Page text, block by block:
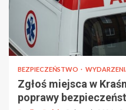
BEZPIECZEŃSTWO
Zgłoś miejsca w
poprawy